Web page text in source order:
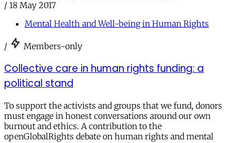
/ 18 May 2017
Mental Health and Well-being in Human Rights
/ Members-only
Collective care in human rights funding: a
political stand
To support the activists and groups that we fund, donors
must engage in honest conversations around our own
burnout and ethics. A contribution to the
openGlobalRights debate on human rights and mental